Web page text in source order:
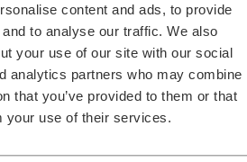
content and ads, to provide
to analyse our traffic. We also
your use of our site with our social
analytics partners who may combine
that you’ve provided to them or that
your use of their services.
termiczne oraz mechanika płynów
FlightStream
Hyperlife
Hyperlife – obliczenia spoin
Inspire – analiza strukturalna
Optistruct – analiza liniowa
Optistruct – analiza nieliniowa
Optistruct – analiza termiczna